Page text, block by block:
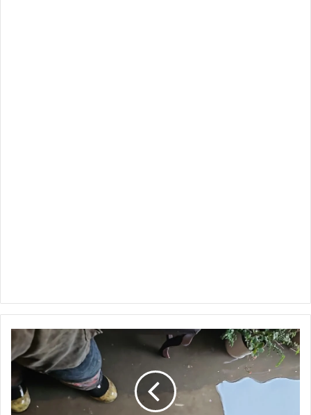
Fuertes
lluvias
dejan
22.8
milímetros
de